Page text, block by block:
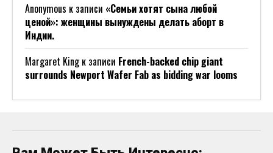
Anonymous к записи «Семьи хотят сына любой
ценой»: женщины вынуждены делать аборт в
Индии.
Margaret Kingк записи French-backed chip giant
surrounds Newport Wafer Fab as bidding war looms